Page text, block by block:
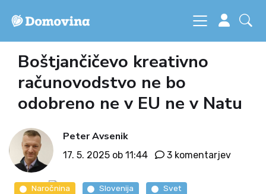
Boštjančičevo kreativno
računovodstvo ne bo
odobreno ne v EU ne v Natu
Peter Avsenik
17. 5. 2025 ob 11:44 3 komentarjev
Naročnina Slovenija Svet